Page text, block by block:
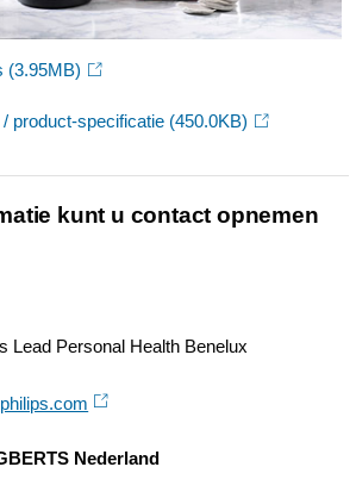
(3.95MB)
product-specificatie (450.0KB)
kunt u contact opnemen
Lead Personal Health Benelux
Nederland